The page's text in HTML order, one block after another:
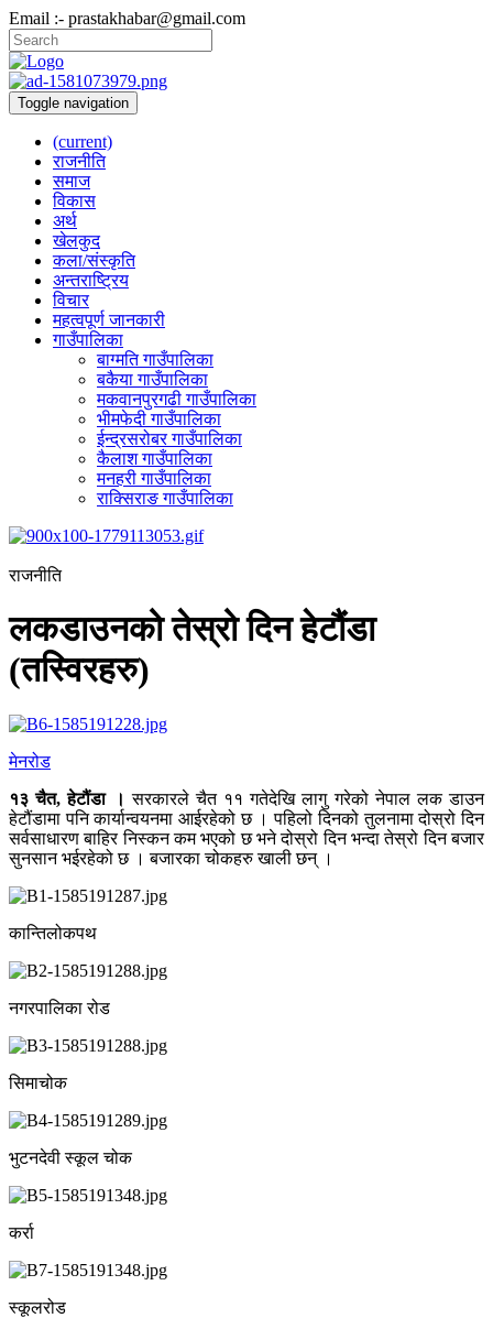
Email :- prastakhabar@gmail.com
Toggle navigation
(current)
राजनीति
समाज
विकास
अर्थ
खेलकुद
कला/संस्कृति
अन्तराष्ट्रिय
विचार
महत्वपूर्ण जानकारी
गाउँपालिका
बाग्मति गाउँपालिका
बकैया गाउँपालिका
मकवानपुरगढी गाउँपालिका
भीमफेदी गाउँपालिका
ईन्द्रसरोबर गाउँपालिका
कैलाश गाउँपालिका
मनहरी गाउँपालिका
राक्सिराङ गाउँपालिका
राजनीति
लकडाउनको तेस्रो दिन हेटौंडा
(तस्विरहरु)
मेनरोड
१३ चैत, हेटौंडा ।सरकारले चैत ११ गतेदेखि लागु गरेको नेपाल लक डाउन
हेटौंडामा पनि कार्यान्वयनमा आईरहेको छ । पहिलो दिनको तुलनामा दोस्रो दिन
सर्वसाधारण बाहिर निस्कन कम भएको छ भने दोस्रो दिन भन्दा तेस्रो दिन बजार
सुनसान भईरहेको छ । बजारका चोकहरु खाली छन् ।
कान्तिलोकपथ
नगरपालिका रोड
सिमाचोक
भुटनदेवी स्कूल चोक
कर्रा
स्कूलरोड